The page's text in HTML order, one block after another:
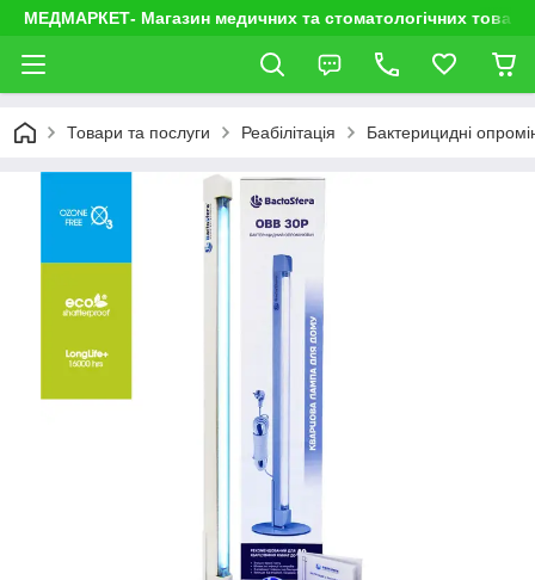
МЕДМАРКЕТ- Магазин медичних та стоматологічних
Товари та послуги Реабілітація Бактерицидні